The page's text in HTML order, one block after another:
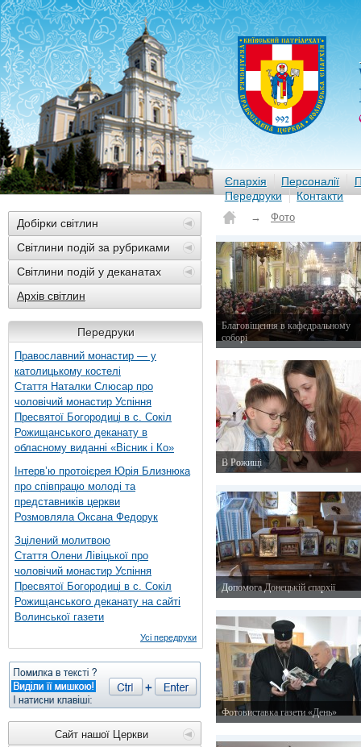
Єпархія Персоналії
Передруки
Контакти
Добірки світлин
Світлини подій за рубриками
Світлини подій у деканатах
Архів світлин
Передруки
Православний монастир — у
католицькому костелі
Стаття Наталки Слюсар про
чоловічий монастир Успіння
Пресвятої Богородиці в с. Сокіл
Рожищанського деканату в
обласному виданні «Вісник і Ко»
Інтерв’ю протоієрея Юрія Близнюка
про співпрацю молоді та
представників церкви
Розмовляла Оксана Федорук
Зцілений молитвою
Стаття Олени Лівіцької про
чоловічий монастир Успіння
Пресвятої Богородиці в с. Сокіл
Рожищанського деканату на сайті
Волинської газети
Усі передруки
Сайт нашої Церкви
→ Фото
Благовіщення в кафедральному
соборі
В Рожищі
Допомога Донецькій єпархії
Фотовиставка газети «День»